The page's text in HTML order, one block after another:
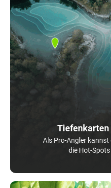
Tiefenkarten
Als Pro-Angler
die Hot-